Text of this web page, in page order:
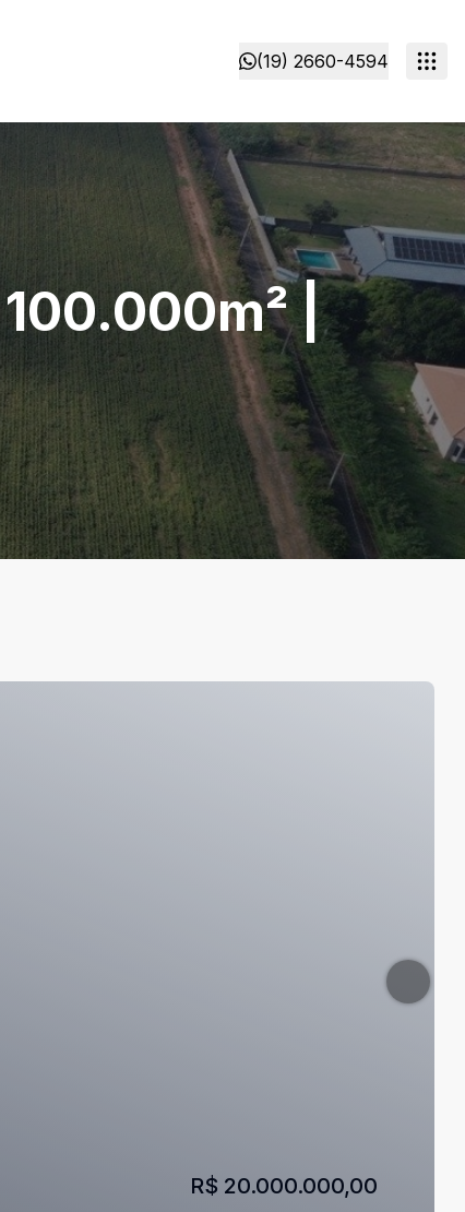
(19) 2660-4594
100.000m² |
R$ 20.000.000,00